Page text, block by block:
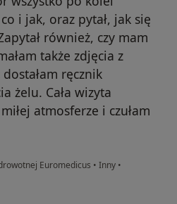
i jak, oraz pytał, jak się
również, czy mam
także zdjęcia z
ręcznik
żelu. Cała wizyta
atmosferze i czułam
Euromedicus • Inny •